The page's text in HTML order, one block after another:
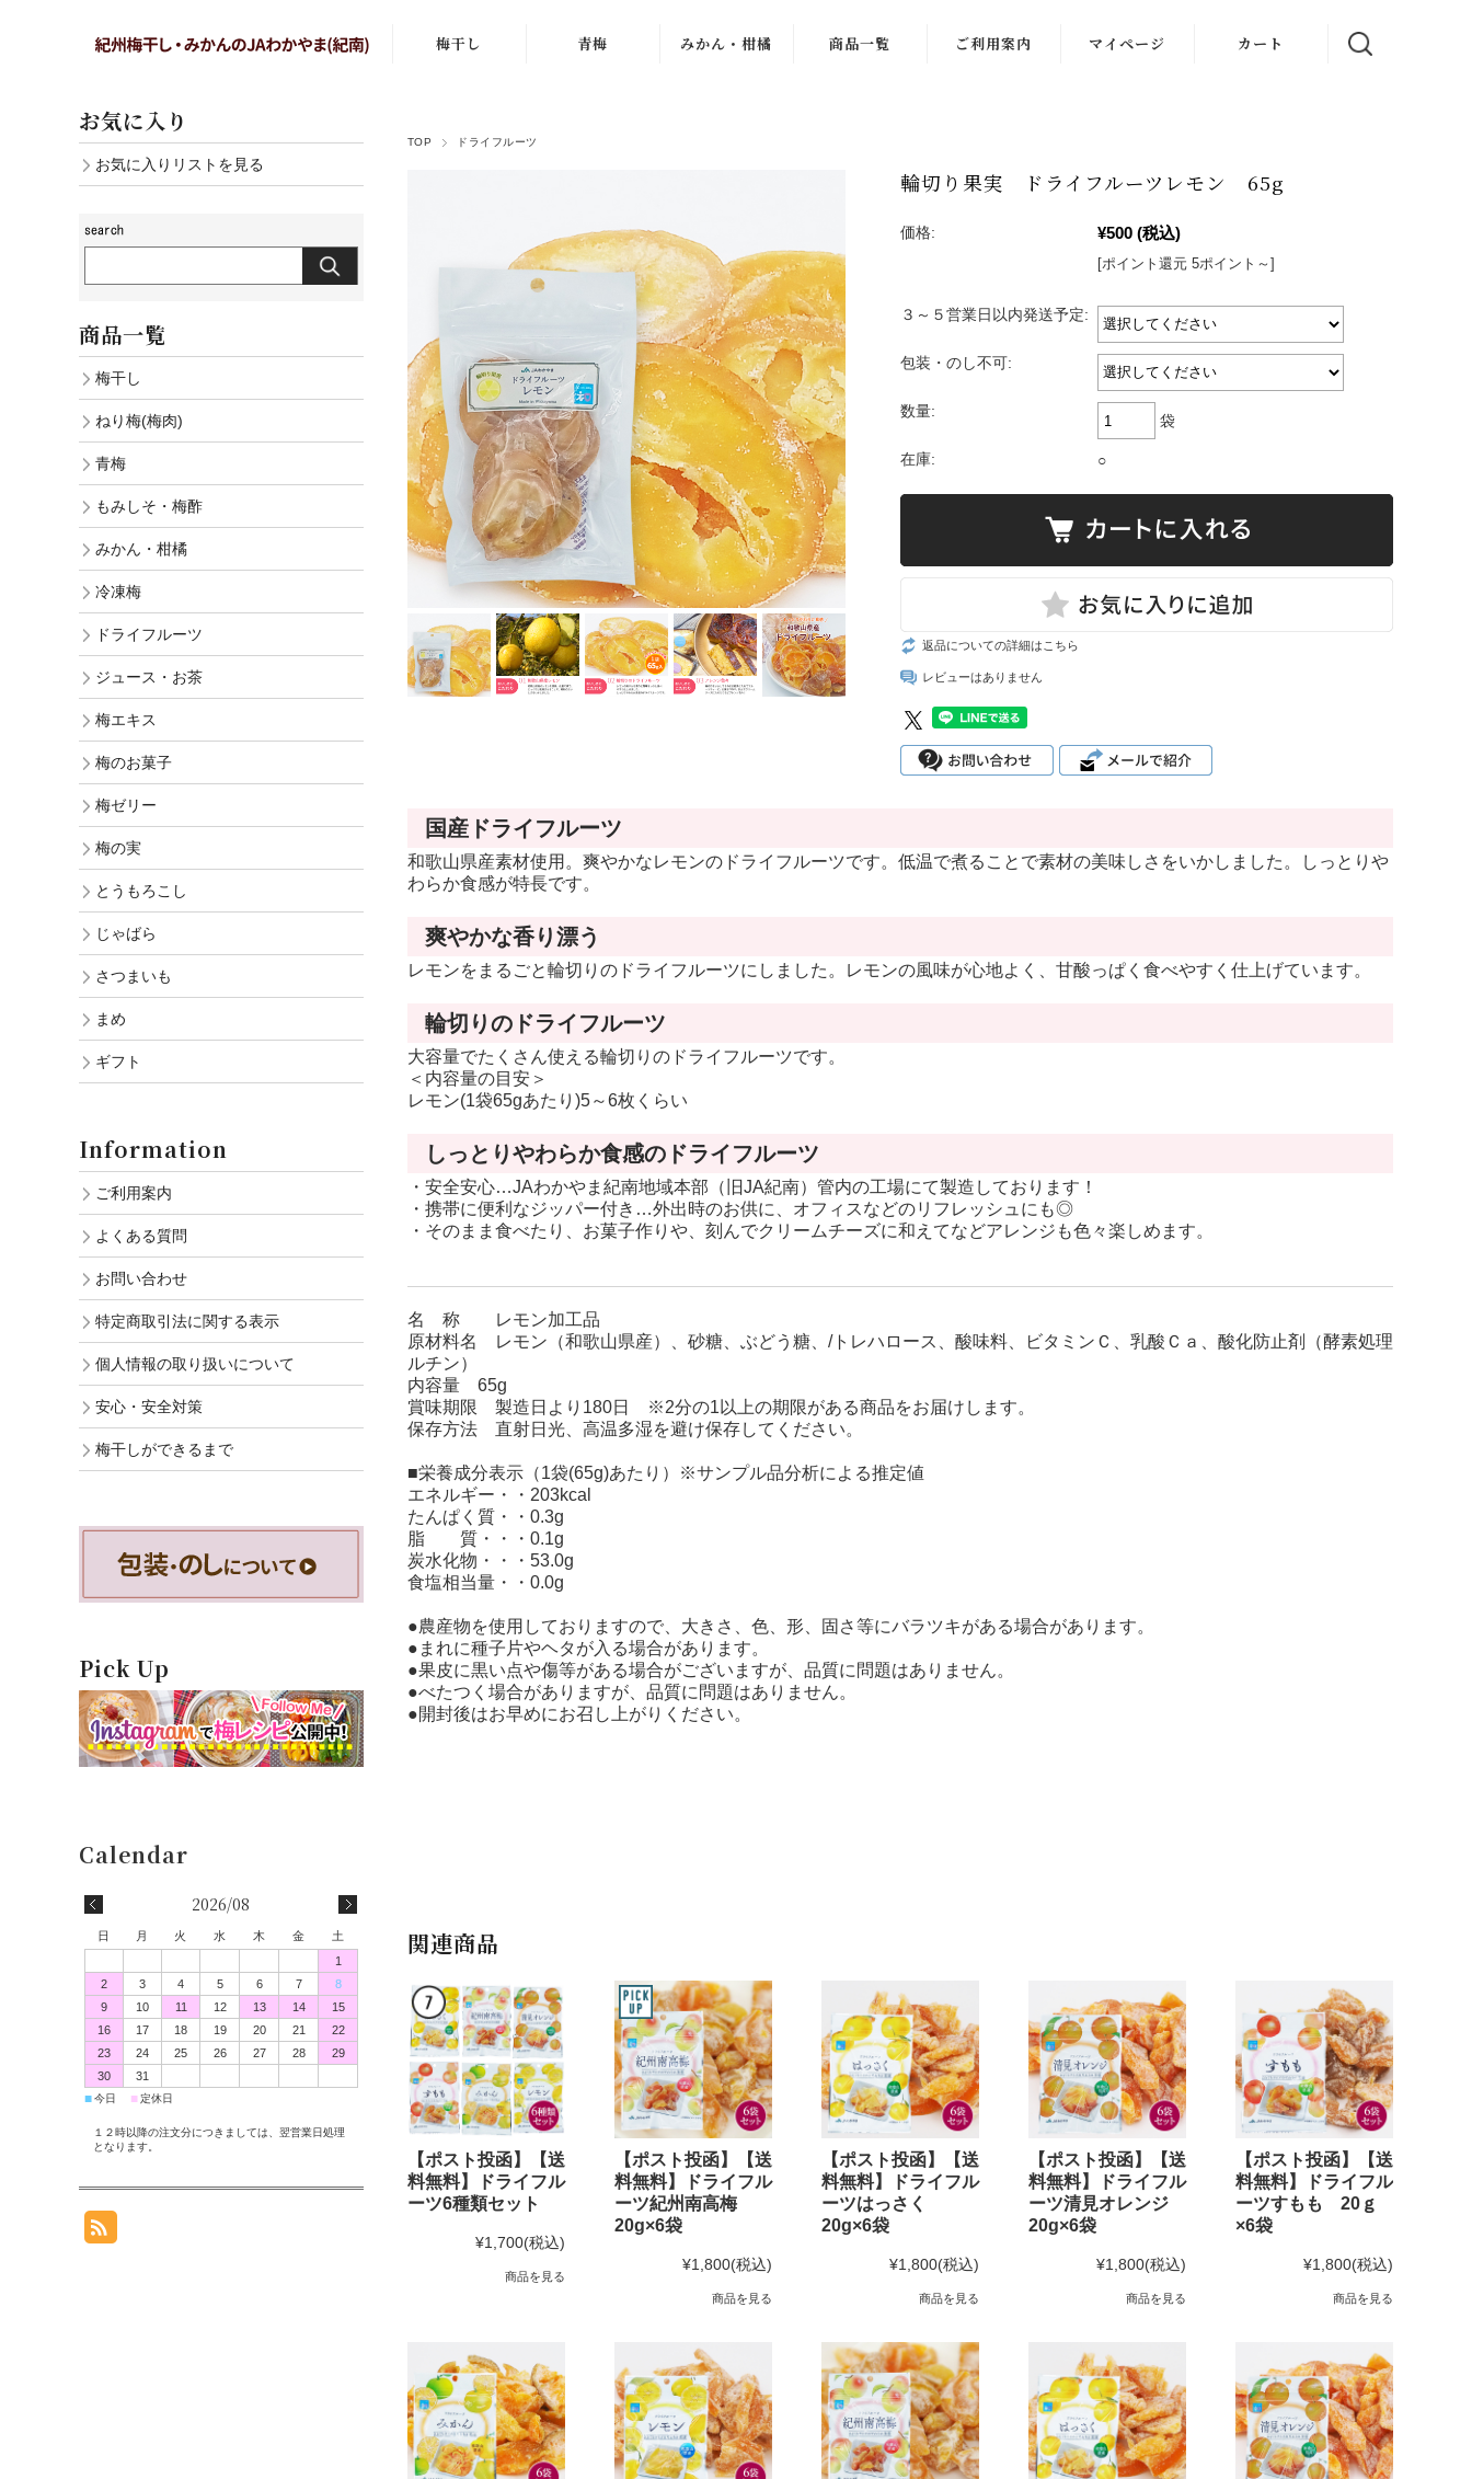
梅干し
はちみつ梅
白干し梅
あまみのこつぶ
しそ漬小梅
白干し小梅
ギフト
訳あり梅干し
お買得梅干し
青梅
パープルクィー
ン
パープルキング
もみしそ・梅酢
冷凍梅
みかん・柑橘
木熟みかん
じゃばら
木熟みかん
「天」
木熟みかん「極
天」
レモン
越冬木熟みかん
「紀州一番」
はるみ
葉付きポンカン
木熟清見オレン
木熟301デコポ
バレンシアオレ
ンジ
商品一覧
ドライフルーツ
ジュース・お茶
梅エキス
梅のお菓子
梅ゼリー
梅の実
もみしそ・梅酢
ねり梅(梅肉)
とうもろこし
ご利用案内 マイページ カート
TOP ドライフルーツ
輪切り果実 ドライフルーツレモン 65g
価格: ¥500 (税込)
[ポイント還元 5ポイント～]
３～５営業日以内発送予定:
包装・のし不可:
数量:
袋
在庫: ○
返品についての詳細はこちら
レビューはありません
国産ドライフルーツ
和歌山県産素材使用。爽やかなレモンのドライフルーツです。低温で煮ることで素材の美味しさをいかしました。しっとりや
わらか食感が特長です。
爽やかな香り漂う
レモンをまるごと輪切りのドライフルーツにしました。レモンの風味が心地よく、甘酸っぱく食べやすく仕上げています。
輪切りのドライフルーツ
大容量でたくさん使える輪切りのドライフルーツです。
＜内容量の目安＞
レモン(1袋65gあたり)5～6枚くらい
しっとりやわらか食感のドライフルーツ
・安全安心…JAわかやま紀南地域本部（旧JA紀南）管内の工場にて製造しております！
・携帯に便利なジッパー付き…外出時のお供に、オフィスなどのリフレッシュにも◎
・そのまま食べたり、お菓子作りや、刻んでクリームチーズに和えてなどアレンジも色々楽しめます。
名 称 レモン加工品
原材料名 レモン（和歌山県産）、砂糖、ぶどう糖、/トレハロース、酸味料、ビタミンＣ、乳酸Ｃａ、酸化防止剤（酵素処理
ルチン）
内容量 65g
賞味期限 製造日より180日 ※2分の1以上の期限がある商品をお届けします。
保存方法 直射日光、高温多湿を避け保存してください。
■栄養成分表示（1袋(65g)あたり）※サンプル品分析による推定値
エネルギー・・203kcal
たんぱく質・・0.3g
脂 質・・・0.1g
炭水化物・・・53.0g
食塩相当量・・0.0g
●農産物を使用しておりますので、大きさ、色、形、固さ等にバラツキがある場合があります。
●まれに種子片やヘタが入る場合があります。
●果皮に黒い点や傷等がある場合がございますが、品質に問題はありません。
●べたつく場合がありますが、品質に問題はありません。
●開封後はお早めにお召し上がりください。
関連商品
【ポスト投函】【送
料無料】ドライフル
ーツ6種類セット
¥1,700(税込)
商品を見る
【ポスト投函】【送
料無料】ドライフル
ーツ紀州南高梅
20g×6袋
¥1,800(税込)
商品を見る
【ポスト投函】【送
料無料】ドライフル
ーツはっさく
20g×6袋
¥1,800(税込)
商品を見る
【ポスト投函】【送
料無料】ドライフル
ーツ清見オレンジ
20g×6袋
¥1,800(税込)
商品を見る
【ポスト投函】【送
料無料】ドライフル
ーツすもも 20ｇ
×6袋
¥1,800(税込)
商品を見る
お気に入り
お気に入りリストを見る
商品一覧
梅干し
ねり梅(梅肉)
青梅
もみしそ・梅酢
みかん・柑橘
冷凍梅
ドライフルーツ
ジュース・お茶
梅エキス
梅のお菓子
梅ゼリー
梅の実
とうもろこし
じゃばら
さつまいも
まめ
ギフト
Information
ご利用案内
よくある質問
お問い合わせ
特定商取引法に関する表示
個人情報の取り扱いについて
安心・安全対策
梅干しができるまで
Pick Up
2026/08
日 月 火 水 木 金
土
1
2
3 4 5 6 7
8
9
10 11 12 13 14
15
16
17 18 19 20 21
22
23
24 25 26 27 28
29
30
31
■今日 ■定休日
１２時以降の注文分につきましては、翌営業日処理
となります。